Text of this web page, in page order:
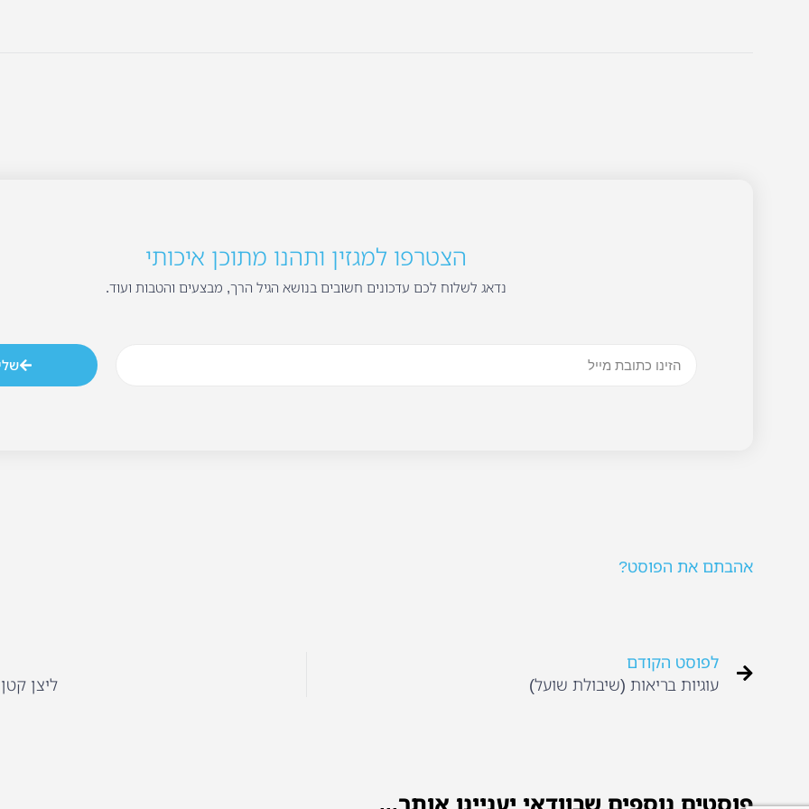
הצטרפו למגזין ותהנו מתוכן איכותי
נדאג לשלוח לכם עדכונים חשובים בנושא הגיל הרך, מבצעים והטבות ועוד.
אהבתם את הפוסט?
לפוסט הקודם
עוגיות בריאות (שיבולת שועל)
ליצן
פוסטים נוספים שבוודאי יעניינו אותך...